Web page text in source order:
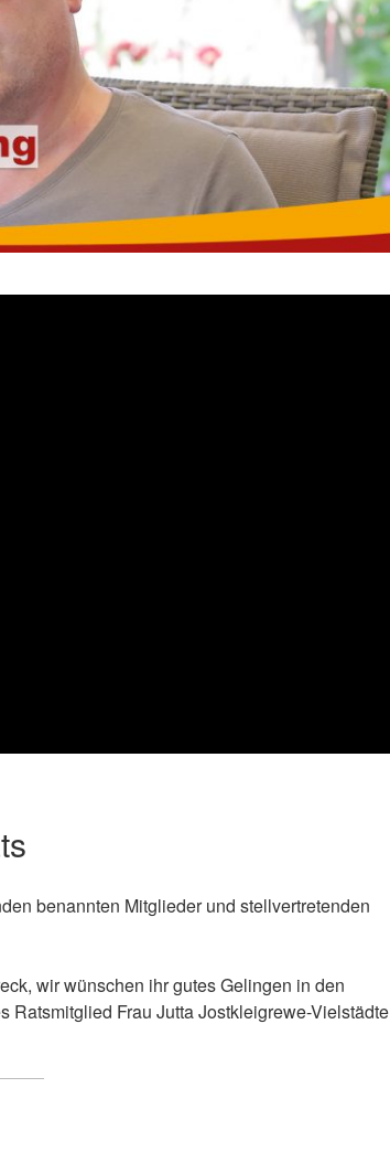
benannten Mitglieder und stellvertretenden
wir wünschen ihr gutes Gelingen in den
Ratsmitglied Frau Jutta Jostkleigrewe-Vielstädte